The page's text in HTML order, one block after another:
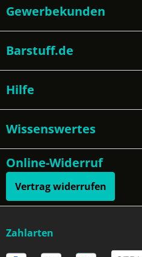
Gewerbekunden
Barstuff.de
Hilfe
Wissenswertes
Online-Widerruf
Vertrag widerrufen
Zahlarten